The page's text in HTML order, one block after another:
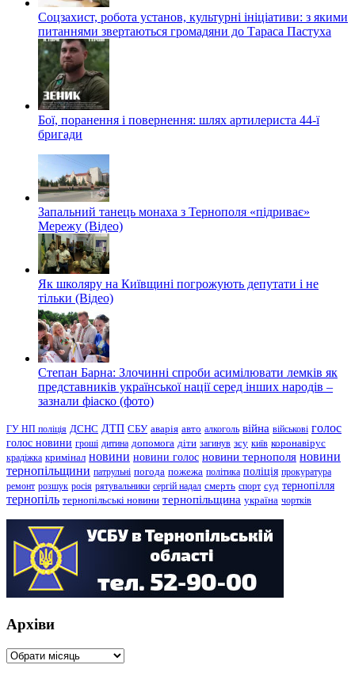
Соцзахист, робота установ, культурні ініціативи: з якими
питаннями звертаються громадяни до Тараса Пастуха
Бої, поранення і повернення: шлях артилериста 44-ї
бригади
Запальний танець монаха з Тернополя «підриває»
Мережу (Відео)
Як школяру на Київщині погрожують депутати і не
тільки (Відео)
Степан Барна: Злочинні спроби асимілювати лемків як
представників української нації серед інших народів –
зазнали фіаско (фото)
ГУ НП поліція ДСНС ДТП СБУ аварія авто алкоголь війна військові голос
голос новини гроші дитина допомога діти загинув зсу київ коронавірус
крадіжка кримінал новини новини голос новини тернополя новини
тернопільщини патрульні погода пожежа політика поліція прокуратура
ремонт розшук росія рятувальники сергій надал смерть спорт суд тернопілля
тернопіль тернопільські новини тернопільщина україна чортків
Архіви
Архіви